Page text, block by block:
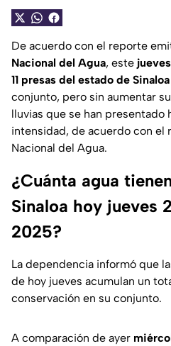
De acuerdo con el reporte
Nacional del Agua, este
11 presas del estado de Sinaloa
conjunto, pero sin aumentar
lluvias que se han presentado
intensidad, de acuerdo con el
Nacional del Agua.
¿Cuánta agua
Sinaloa hoy jueves
2025?
La dependencia informó que
de hoy jueves acumulan un
conservación en su conjunto.
A comparación de ayer